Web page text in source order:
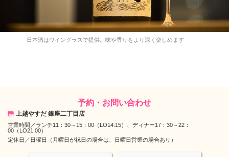
日本酒はワイングラスで提供。味や香りをより深く楽しめます
予約・お問い合わせ
上越やすだ 銀座二丁目店
営業時間／ ランチ11：30～15：00（LO14:15）、ディナー17：30～22：
00（LO21:00）
定休日／ 日曜日（月曜日が祝日の場合は、日曜日営業の場合あり）